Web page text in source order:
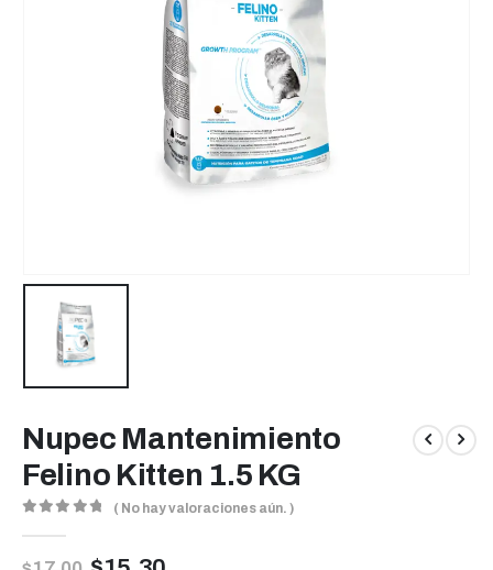
Nupec Mantenimiento
Felino Kitten 1.5 KG
( No hay valoraciones aún. )